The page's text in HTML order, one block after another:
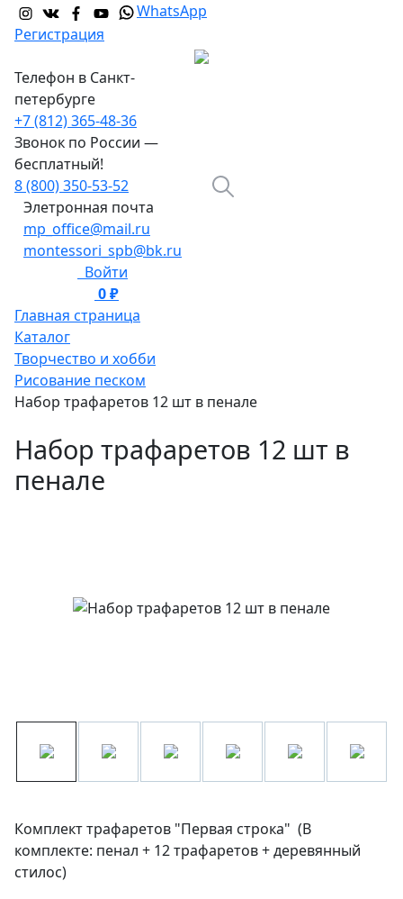
WhatsApp
Регистрация
Телефон в Санкт-
петербурге
+7 (812) 365-48-36
Звонок по России —
бесплатный!
8 (800) 350-53-52
Элетронная почта
mp_office@mail.ru
montessori_spb@bk.ru
Войти
0 ₽
Главная страница
Каталог
Творчество и хобби
Рисование песком
Набор трафаретов 12 шт в пенале
Набор трафаретов 12 шт в
пенале
Комплект трафаретов "Первая строка" (В
комплекте: пенал + 12 трафаретов + деревянный
стилос)